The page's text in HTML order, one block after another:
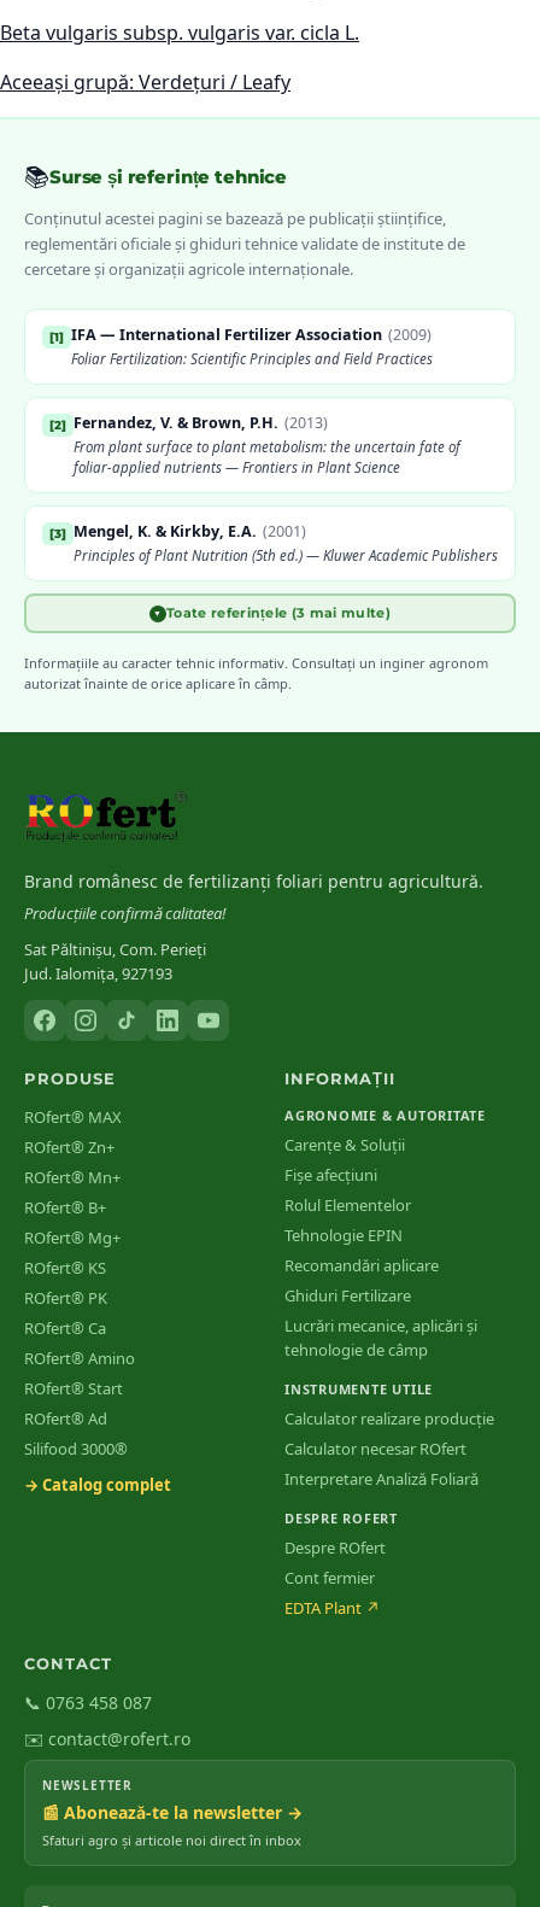
Beta vulgaris subsp. vulgaris var. cicla L.
Aceeași grupă: Verdețuri / Leafy
📚Surse și referințe tehnice
Conținutul acestei pagini se bazează pe publicații științifice,
reglementări oficiale și ghiduri tehnice validate de institute de
cercetare și organizații agricole internaționale.
[1] IFA — International Fertilizer Association (2009)
Foliar Fertilization: Scientific Principles and Field Practices
[2] Fernandez, V. & Brown, P.H. (2013)
From plant surface to plant metabolism: the uncertain fate of
foliar-applied nutrients — Frontiers in Plant Science
[3] Mengel, K. & Kirkby, E.A. (2001)
Principles of Plant Nutrition (5th ed.) — Kluwer Academic Publishers
2006)
Management
[5] INCDA Fundulea
[6] Marschner, H.
▼ Toate referințele (3 mai multe)
Informațiile au caracter tehnic informativ. Consultați un inginer agronom
autorizat înainte de orice aplicare în câmp.
Brand românesc de fertilizanți foliari pentru agricultură.
Producțiile confirmă calitatea!
Sat Păltinișu, Com. Perieți
Jud. Ialomița, 927193
PRODUSE
ROfert® MAX
ROfert® Zn+
ROfert® Mn+
ROfert® B+
ROfert® Mg+
ROfert® KS
ROfert® PK
ROfert® Ca
ROfert® Amino
ROfert® Start
ROfert® Ad
Silifood 3000®
→ Catalog complet
INFORMAȚII
AGRONOMIE & AUTORITATE
Carențe & Soluții
Fișe afecțiuni
Rolul Elementelor
Tehnologie EPIN
Recomandări aplicare
Ghiduri Fertilizare
Lucrări mecanice, aplicări și
tehnologie de câmp
INSTRUMENTE UTILE
Calculator realizare producție
Calculator necesar ROfert
Interpretare Analiză Foliară
DESPRE ROFERT
Despre ROfert
Cont fermier
EDTA Plant ↗
CONTACT
📞 0763 458 087
✉️ contact@rofert.ro
NEWSLETTER
📰 Abonează-te la newsletter →
Sfaturi agro și articole noi direct în inbox